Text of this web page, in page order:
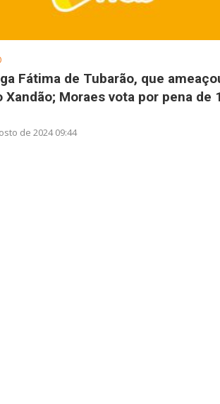
Fátima de Tubarão, que
Xandão; Moraes vota por pena de
de 2024 09:44